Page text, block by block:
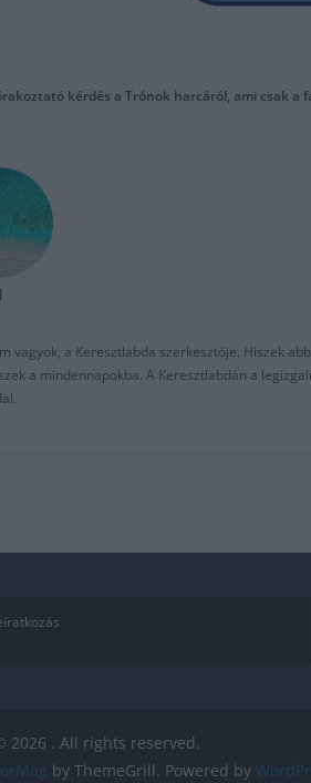
kérdés a Trónok harcáról, ami csak a
vagyok, a Keresztlabda szerkesztője. Hiszek
a mindennapokba. A Keresztlabdán a
2026 . All rights reserved.
by ThemeGrill. Powered by